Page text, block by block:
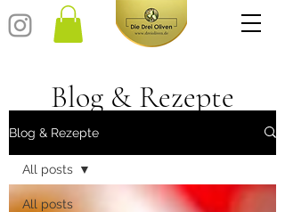
Blog & Rezepte
Blog & Rezepte
All posts
All posts